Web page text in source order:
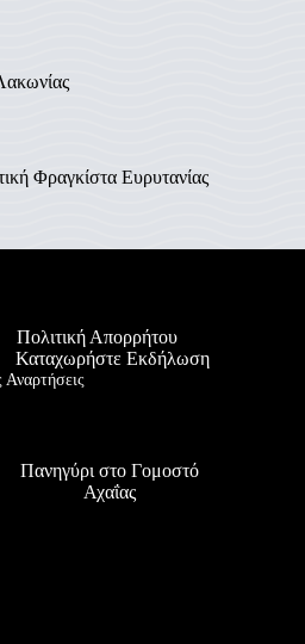
Φραγκίστα Ευρυτανίας
Πολιτική Απορρήτου
Καταχωρήστε Εκδήλωση
Αναρτήσεις
Πανηγύρι στο Γομοστό
Αχαΐας